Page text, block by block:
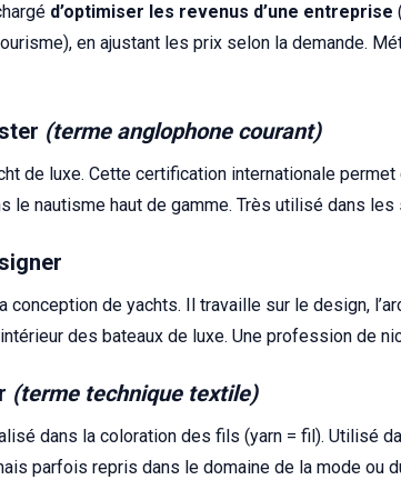
d’optimiser les revenus d’une entreprise
en ajustant les prix selon la demande.
(terme anglophone courant)
de luxe. Cette certification internationale
le nautisme haut de gamme. Très utilisé dans
conception de yachts. Il travaille sur le design,
intérieur des bateaux de luxe. Une profession de
(terme technique textile)
dans la coloration des fils (yarn = fil). Utilisé
parfois repris dans le domaine de la mode ou